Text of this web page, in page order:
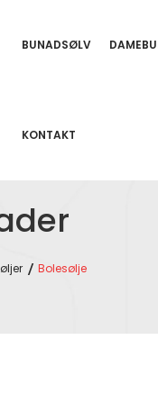
BUNADSØLV
KONTAKT
Bolesølje